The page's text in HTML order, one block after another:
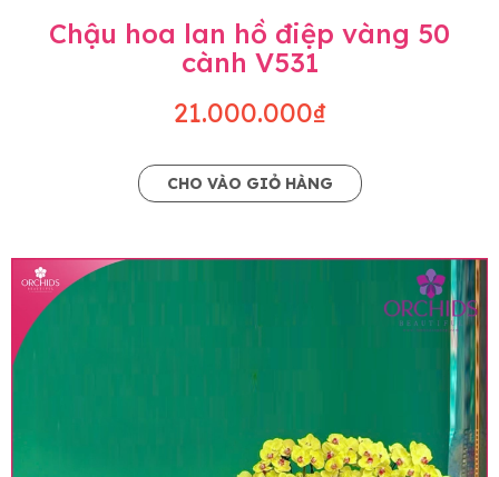
Chậu hoa lan hồ điệp vàng 50
cành V531
21.000.000₫
CHO VÀO GIỎ HÀNG